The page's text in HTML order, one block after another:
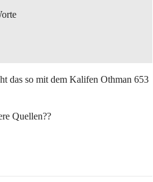
das so mit dem Kalifen Othman 653
Quellen??